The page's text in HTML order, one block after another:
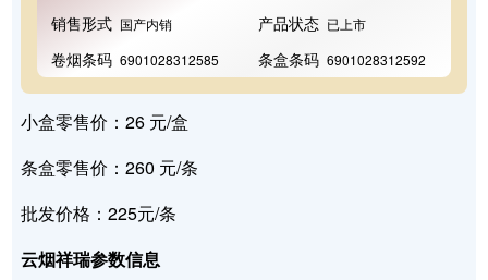
销售形式 国产内销 产品状态 已上市
卷烟条码 6901028312585 条盒条码 6901028312592
小盒零售价：26 元/盒
条盒零售价：260 元/条
批发价格：225元/条
云烟祥瑞参数信息